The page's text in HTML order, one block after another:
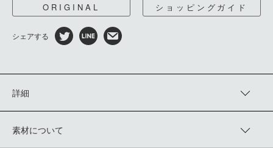
ORIGINAL ショッピングガイド
シェアする
詳細
使用。表面をシリコンコーティングしており、撥水性と糊付けさ
素材について